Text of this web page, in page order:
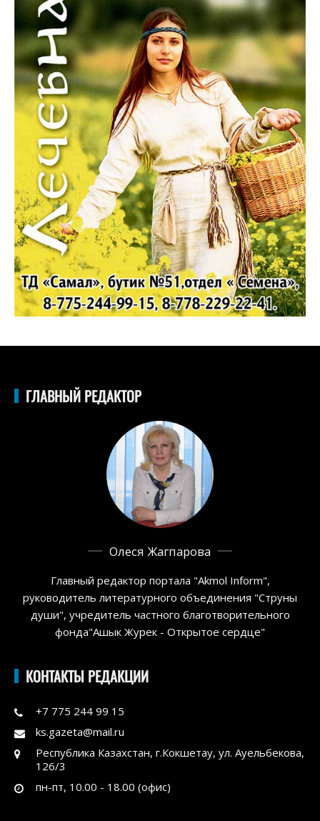
ГЛАВНЫЙ РЕДАКТОР
Олеся Жагпарова
Главный редактор портала "Akmol Inform",
руководитель литературного объединения "Струны
души", учредитель частного благотворительного
фонда"Ашык Журек - Открытое сердце"
КОНТАКТЫ РЕДАКЦИИ
+7 775 244 99 15
ks.gazeta@mail.ru
Республика Казахстан, г.Кокшетау, ул. Ауельбекова,
126/3
пн-пт, 10.00 - 18.00 (офис)